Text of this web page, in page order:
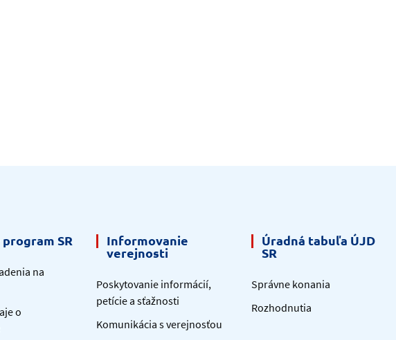
SR
na
o
Informovanie
verejnosti
Poskytovanie informácií,
petície a sťažnosti
Komunikácia s verejnosťou
Úradná tabuľa ÚJD
SR
Správne konania
Rozhodnutia